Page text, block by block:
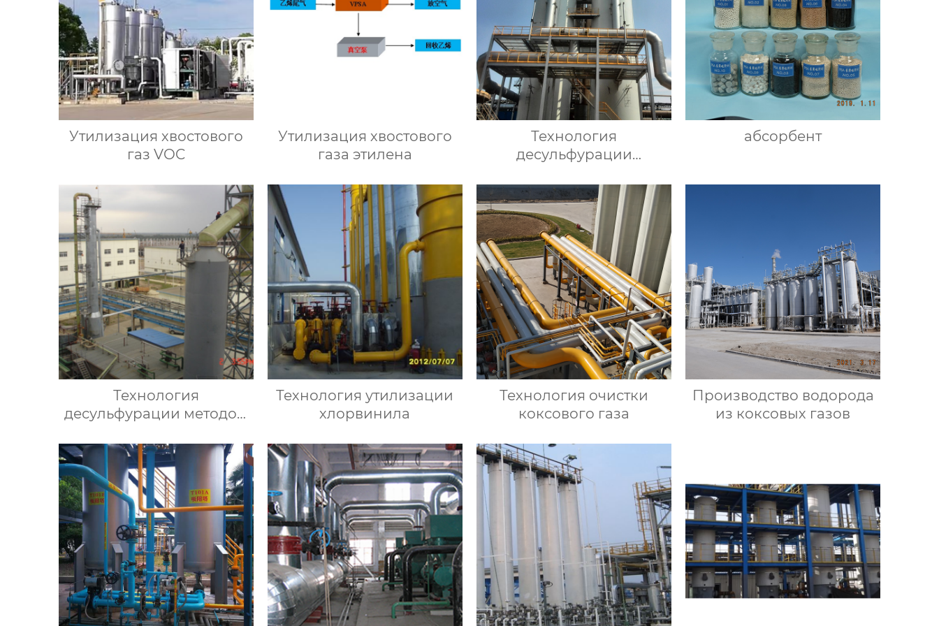
Утилизация хвостового
газ VOC
Утилизация хвостового
газа этилена
Технология
десульфурации
восстановительным
влажным методом
абсорбент
Технология
десульфурации методом
Технология утилизации
хлорвинила
Технология очистки
коксового газа
Производство водорода
из коксовых газов